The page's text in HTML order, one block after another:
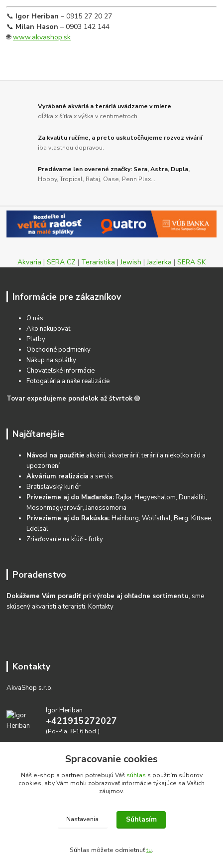
📞 Igor Heriban – 0915 27 20 27
📞 Milan Hason – 0903 142 144
🌐www.akvashop.sk
Vyrábané akváriá a teráriá uvádzame v miere
dĺžka x šírka x výška v centimetroch.
Za kvalitu ručíme, a preto uskutočňujeme rozvoz vivárií
iba vlastnou dopravou.
Predávame len overené značky: Sera, Astra, Dupla,
Hobby, Tropical, Rataj, Oase, Penn Plax...
Akvaria | SERA CZ | Teraristika |Jewish |Jazierka | SERA SK
Informácie pre zákazníkov
O nás
Ako nakupovať
Platby
Obchodné podmienky
Nákup na splátky
Chovateľské informácie
Fotogaléria a naše realizácie
Tovar expedujeme pondelok až štvrtok 🟢
Najčítanejšie
Návod na použitie akvárií, akvaterárií, terárií a niekoľko rád a
upozornení
Akvárium realizácia a servis
Bratislavský kuriér
Privezieme aj do Maďarska:Rajka, Hegyeshalom, Dunakiliti,
Mosonmagyarovár, Janossomoria
Privezieme aj do Rakúska:Hainburg, Wolfsthal, Berg, Kittsee,
Edelsal
Zriaďovanie na kĺúč - fotky
Poradenstvo
Dokážeme Vám poradiť pri výrobe aj ohľadne sortimentu, sme
skúsený akvaristi a teraristi.Kontakty
Kontakty
AkvaShop s.r.o.
Igor Heriban
+421915272027
(Po-Pia, 8-16 hod.)
Realizujeme prírodné akvária: AkvaShop s.r.o. • IBAN:
SK3911000000002947087849
Spracovanie cookies
Náš e-shop a partneri potrebujú Váš súhlas s použitím súborov
cookies, aby Vám mohli zobrazovať informácie týkajúce sa Vašich
záujmov.
Nastavenia Súhlasím
Súhlas môžete odmietnuťtu.